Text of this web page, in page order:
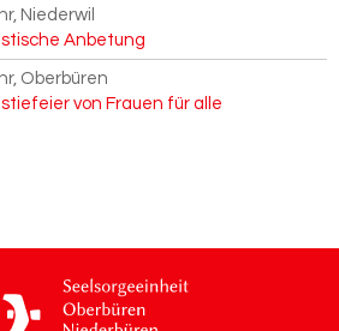
, Niederwil
Anbetung
, Oberbüren
von Frauen für alle